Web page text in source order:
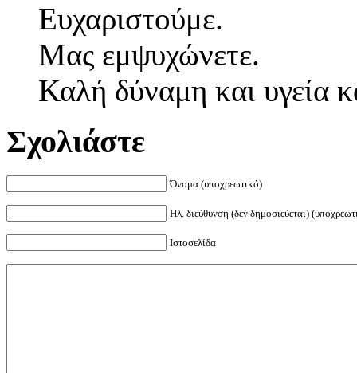
Ευχαριστούμε.
Μας εμψυχώνετε.
Καλή δύναμη και υγεία
Σχολιάστε
Όνομα (υποχρεωτικό)
Ηλ. διεύθυνση (δεν δημοσιεύεται)
Ιστοσελίδα